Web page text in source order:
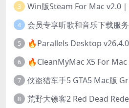
3
4 会员专享听歌和音乐下载服务
5
6
7
8